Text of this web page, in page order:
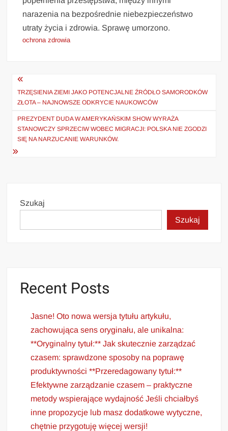
narazenia na bezpośrednie niebezpieczeństwo
utraty życia i zdrowia. Sprawę umorzono.
ochrona zdrowia
Nawigacja
wpisu
TRZĘSIENIA ZIEMI JAKO POTENCJALNE ŹRÓDŁO SAMORODKÓW
ZŁOTA – NAJNOWSZE ODKRYCIE NAUKOWCÓW
PREZYDENT DUDA W AMERYKAŃSKIM SHOW WYRAŻA
STANOWCZY SPRZECIW WOBEC MIGRACJI: POLSKA NIE ZGODZI
SIĘ NA NARZUCANIE WARUNKÓW.
Szukaj
Szukaj
Recent Posts
Jasne! Oto nowa wersja tytułu artykułu,
zachowująca sens oryginału, ale unikalna:
**Oryginalny tytuł:** Jak skutecznie zarządzać
czasem: sprawdzone sposoby na poprawę
produktywności **Przeredagowany tytuł:**
Efektywne zarządzanie czasem – praktyczne
metody wspierające wydajność Jeśli chciałbyś
inne propozycje lub masz dodatkowe wytyczne,
chętnie przygotuję więcej wersji!